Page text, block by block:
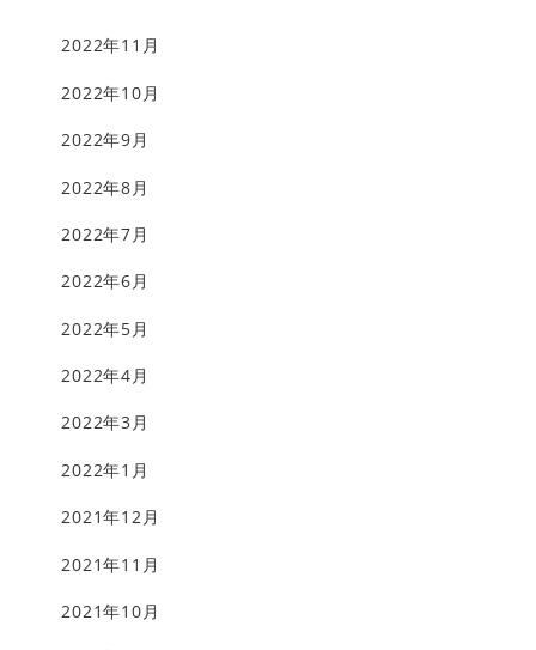
2022年11月
2022年10月
2022年9月
2022年8月
2022年7月
2022年6月
2022年5月
2022年4月
2022年3月
2022年1月
2021年12月
2021年11月
2021年10月